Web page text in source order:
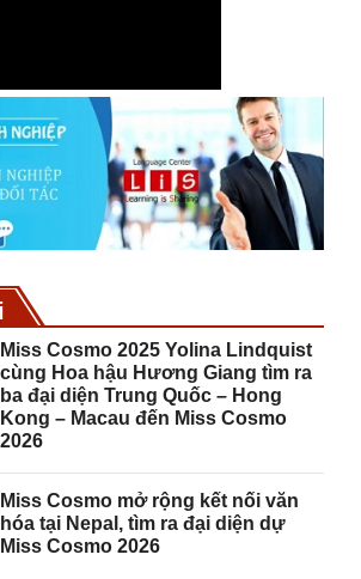
Miss Cosmo 2025 Yolina Lindquist
cùng Hoa hậu Hương Giang tìm ra
ba đại diện Trung Quốc – Hong
Kong – Macau đến Miss Cosmo
2026
Miss Cosmo mở rộng kết nối văn
hóa tại Nepal, tìm ra đại diện dự
Miss Cosmo 2026